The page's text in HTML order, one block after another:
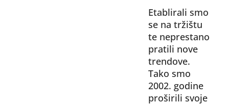
Etablirali smo
se na tržištu
te neprestano
pratili nove
trendove.
Tako smo
2002. godine
proširili svoje